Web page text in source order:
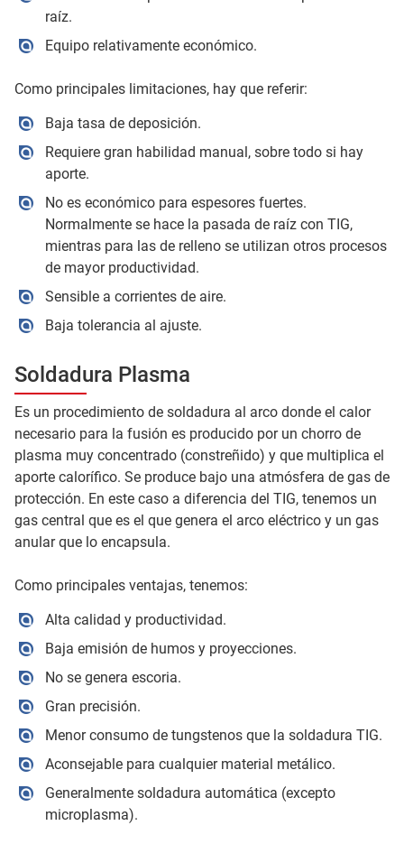
raíz.
Equipo relativamente económico.
Como principales limitaciones, hay que referir:
Baja tasa de deposición.
Requiere gran habilidad manual, sobre todo si hay
aporte.
No es económico para espesores fuertes.
Normalmente se hace la pasada de raíz con TIG,
mientras para las de relleno se utilizan otros procesos
de mayor productividad.
Sensible a corrientes de aire.
Baja tolerancia al ajuste.
Soldadura Plasma
Es un procedimiento de soldadura al arco donde el calor
necesario para la fusión es producido por un chorro de
plasma muy concentrado (constreñido) y que multiplica el
aporte calorífico. Se produce bajo una atmósfera de gas de
protección. En este caso a diferencia del TIG, tenemos un
gas central que es el que genera el arco eléctrico y un gas
anular que lo encapsula.
Como principales ventajas, tenemos:
Alta calidad y productividad.
Baja emisión de humos y proyecciones.
No se genera escoria.
Gran precisión.
Menor consumo de tungstenos que la soldadura TIG.
Aconsejable para cualquier material metálico.
Generalmente soldadura automática (excepto
microplasma).